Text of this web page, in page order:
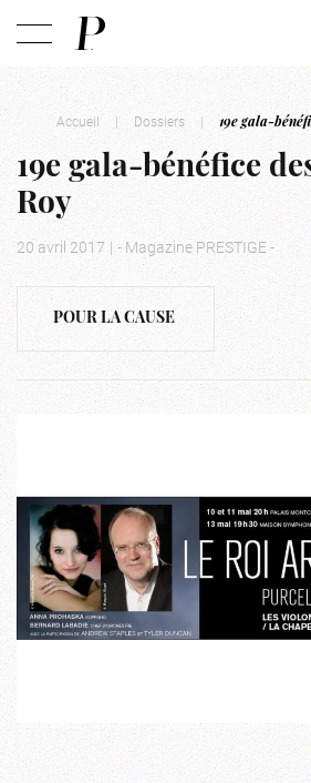
Accueil | Dossiers | 19e gala-
19e gala-bénéfice
Roy
20 avril 2017 | - Magazine PRESTIGE -
POUR LA CAUSE